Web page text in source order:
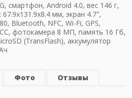
смартфон, Android 4.0, вес 146 г,
мм, экран 4.7",
Bluetooth, NFC, Wi-Fi, GPS,
фотокамера 8 МП, память 16 Гб,
(TransFlash), аккумулятор
Фото Отзывы